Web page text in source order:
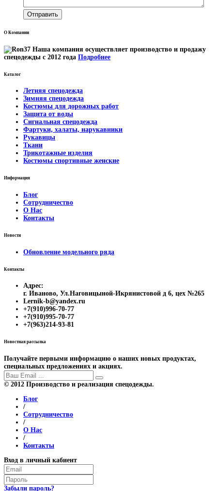
О Компании
Наша компания осуществляет производство и продажу
спецодежды с 2012 года Подробнее
Каталог
Летняя спецодежда
Зимняя спецодежда
Костюмы для дорожных работ
Защита от воды
Сигнальная спецодежда
Фартуки, халаты, нарукавники
Рукавицы
Ткани
Трикотажные изделия
Костюмы спортивные женские
Информация
Блог
Сотрудничество
О Нас
Контакты
Новости
Обновление модельного ряда
Контакты
Адрес:
г. Иваново, Ул.Наговицыной-Икрянистовой д 6, цех №265
Lernik-b@yandex.ru
+7(910)996-70-77
+7(910)995-70-77
+7(963)214-93-81
Новостная рассылка
Получайте первыми информацию о наших новых продуктах,
специальных предложениях и акциях.
© 2012 Производство и реализация спецодежды.
Блог
/
Сотрудничество
/
О Нас
/
Контакты
Вход в личный кабиент
Забыли пароль?